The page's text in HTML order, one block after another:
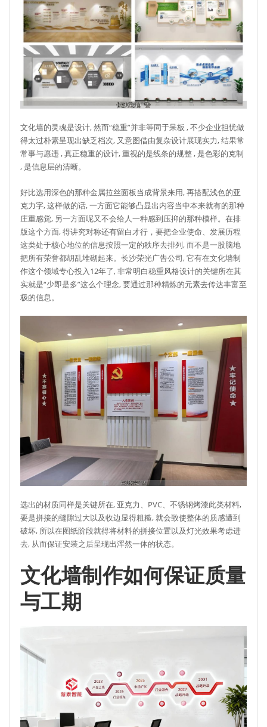
文化墙的灵魂是设计, 然而“稳重”并非等同于呆板 , 不少企业担忧做
得太过朴素呈现出缺乏档次, 又意图借由复杂设计展现实力, 结果常
常事与愿违 , 真正稳重的设计, 重视的是线条的规整 , 是色彩的克制
, 是信息层的清晰。
好比选用深色的那种金属拉丝面板当成背景来用, 再搭配浅色的亚
克力字, 这样做的话, 一方面它能够凸显出内容当中本来就有的那种
庄重感觉, 另一方面呢又不会给人一种感到压抑的那种模样。在排
版这个方面, 得讲究对称还有留白才行，要把企业使命、发展历程
这类处于核心地位的信息按照一定的秩序去排列, 而不是一股脑地
把所有荣誉都胡乱堆砌起来。长沙荣光广告公司, 它有在文化墙制
作这个领域专心投入12年了, 非常明白稳重风格设计的关键所在其
实就是“少即是多”这么个理念, 要通过那种精炼的元素去传达丰富至
极的信息。
选出的材质同样是关键所在, 亚克力、PVC、不锈钢烤漆此类材料,
要是拼接的缝隙过大以及收边显得粗糙, 就会致使整体的质感遭到
破坏, 所以在图纸阶段就得将材料的拼接位置以及灯光效果考虑进
去, 从而保证安装之后呈现出浑然一体的状态。
文化墙制作如何保证质量
与工期